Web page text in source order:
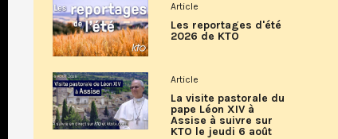
Article
Les reportages d'été
2026 de KTO
Article
La visite pastorale du
pape Léon XIV à
Assise à suivre sur
KTO le jeudi 6 août